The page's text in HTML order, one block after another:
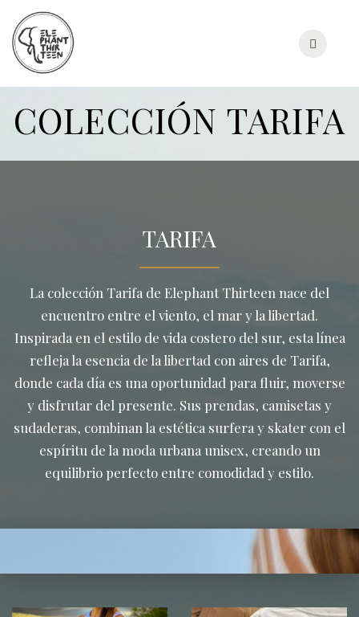
COLECCIÓN TARIFA
TARIFA
La colección Tarifa de Elephant Thirteen nace del
encuentro entre el viento, el mar y la libertad.
Inspirada en el estilo de vida costero del sur, esta línea
refleja la esencia de la libertad con aires de Tarifa,
donde cada día es una oportunidad para fluir, moverse
y disfrutar del presente. Sus prendas, camisetas y
sudaderas, combinan la estética surfera y skater con el
espíritu de la moda urbana unisex, creando un
equilibrio perfecto entre comodidad y estilo.